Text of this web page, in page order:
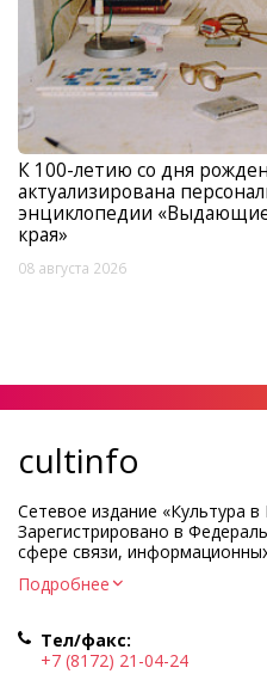
К 100-летию со дня
актуализирована
энциклопедии
края»
08 августа 2026
cultinfo
Сетевое издание «Культура
Зарегистрировано в
сфере связи,
Регистрационный номер и
Учредитель КУ ВО
культуры»
Подробнее
Тел/факс:
+7 (8172) 21-04-24